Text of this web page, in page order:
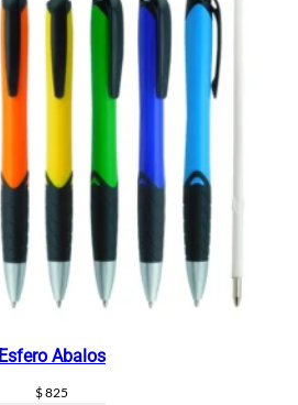
Esfero Abalos
$825